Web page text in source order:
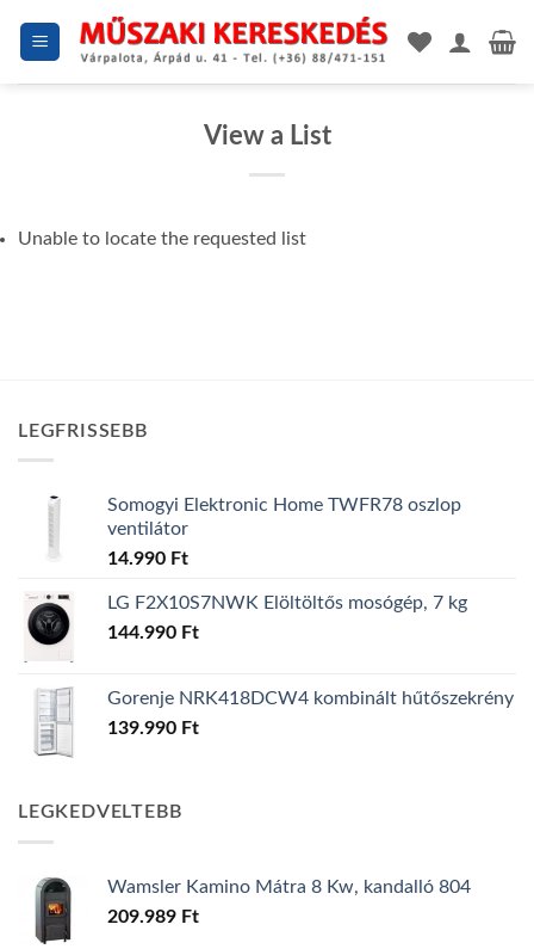
View a List
Unable to locate the requested list
LEGFRISSEBB
Somogyi Elektronic Home TWFR78 oszlop
ventilátor
14.990 Ft
LG F2X10S7NWK Elöltöltős mosógép, 7 kg
144.990 Ft
Gorenje NRK418DCW4 kombinált hűtőszekrény
139.990 Ft
LEGKEDVELTEBB
Wamsler Kamino Mátra 8 Kw, kandalló 804
209.989 Ft